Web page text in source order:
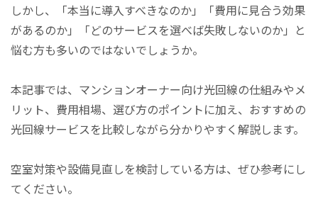
しかし、「本当に導入すべきなのか」「費用に見合う効果
があるのか」「どのサービスを選べば失敗しないのか」と
悩む方も多いのではないでしょうか。
本記事では、マンションオーナー向け光回線の仕組みやメ
リット、費用相場、選び方のポイントに加え、おすすめの
光回線サービスを比較しながら分かりやすく解説します。
空室対策や設備見直しを検討している方は、ぜひ参考にし
てください。